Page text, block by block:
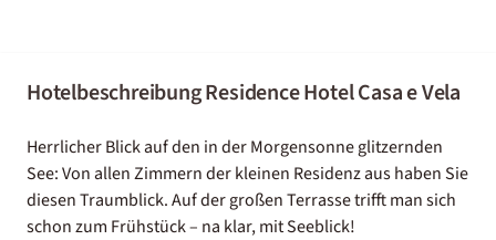
Hotelbeschreibung Residence Hotel Casa e Vela
Herrlicher Blick auf den in der Morgensonne glitzernden
See: Von allen Zimmern der kleinen Residenz aus haben Sie
diesen Traumblick. Auf der großen Terrasse trifft man sich
schon zum Frühstück – na klar, mit Seeblick!